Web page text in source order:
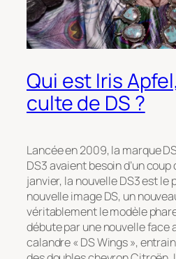
Qui est Iris
culte de DS ?
Lancée en 2009, la marque
DS3 avaient besoin d’un
janvier, la nouvelle DS3 est le
nouvelle image DS, un
véritablement le modèle
débute par une nouvelle face
calandre « DS Wings »,